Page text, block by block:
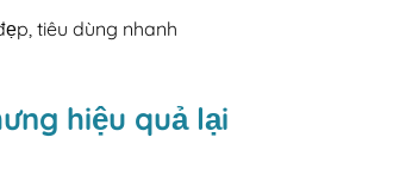
tiêu dùng nhanh
hiệu quả lại